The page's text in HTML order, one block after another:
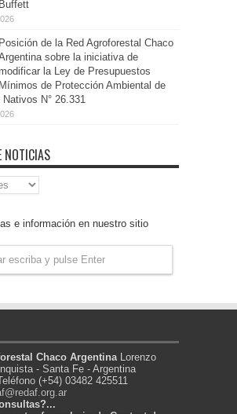
Buffett
Posición de la Red Agroforestal Chaco
sobre la iniciativa de
modificar la Ley de Presupuestos
Mínimos de Protección Ambiental de
Nativos N° 26.331
NOTICIAS
e información en nuestro sitio
Chaco ArgentinaLorenzo
- Santa Fe - Argentina
(+54) 03482 425511